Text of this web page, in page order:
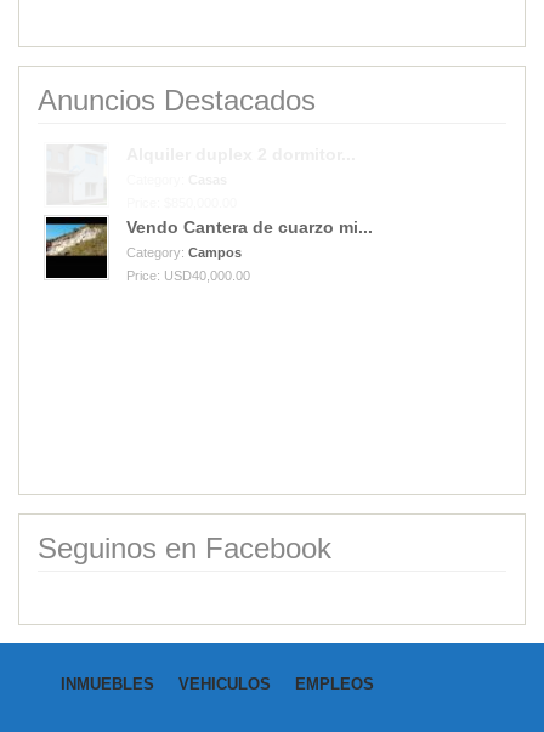
Anuncios Destacados
Vendo Cantera de cuarzo mi...
Category: Campos
Price: USD40,000.00
Seguinos en Facebook
INMUEBLES VEHICULOS EMPLEOS